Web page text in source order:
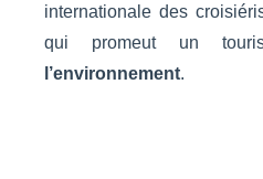
internationale des
qui promeut un
l’environnement.